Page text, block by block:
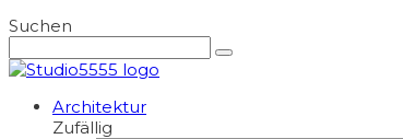
Suchen
Architektur
Zufällig